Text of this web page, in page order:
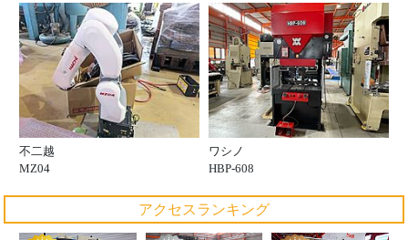
不二越
MZ04
ワシノ
HBP-608
アクセスランキング